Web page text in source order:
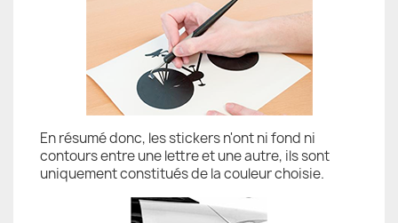
En résumé donc, les stickers n'ont ni fond ni
contours entre une lettre et une autre, ils sont
uniquement constitués de la couleur choisie.